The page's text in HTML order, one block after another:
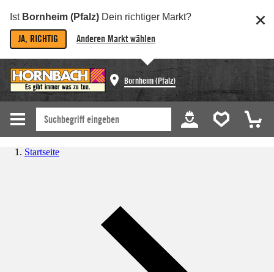
Ist Bornheim (Pfalz) Dein richtiger Markt?
JA, RICHTIG Anderen Markt wählen
Bornheim (Pfalz)
Startseite